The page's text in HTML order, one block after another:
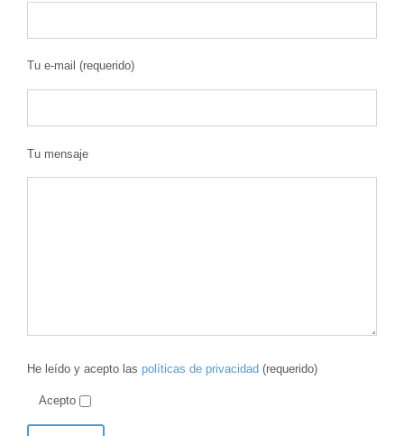
Tu e-mail (requerido)
Tu mensaje
He leído y acepto las políticas de privacidad (requerido)
Acepto